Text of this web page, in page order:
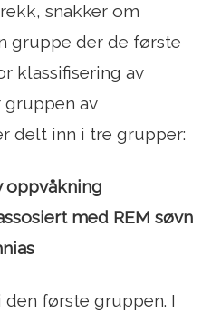
snakker om
gruppe der de første
klassifisering av
av
delt inn i tre grupper:
oppvåkning
med REM søvn
første gruppen. I